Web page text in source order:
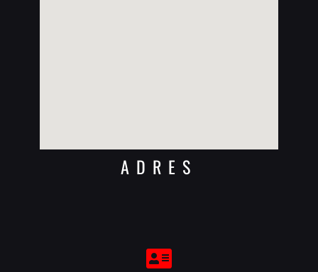
ADRES